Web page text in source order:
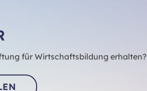
für Wirtschaftsbildung erhalten?